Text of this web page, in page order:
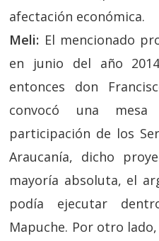
afectación económica.
Meli: El mencionado
en junio del año
entonces don
convocó una
participación de los
Araucanía, dicho
mayoría absoluta, el
podía ejecutar
Mapuche. Por otro